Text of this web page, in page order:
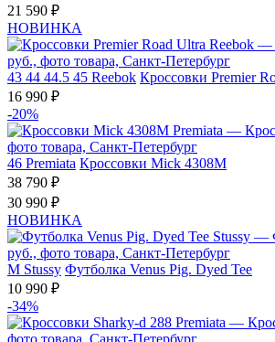
21 590 ₽
НОВИНКА
43 44 44.5 45 Reebok Кроссовки Premier
16 990 ₽
-20%
46 Premiata Кроссовки Mick 4308M
38 790 ₽
30 990 ₽
НОВИНКА
M Stussy Футболка Venus Pig. Dyed Tee
10 990 ₽
-34%